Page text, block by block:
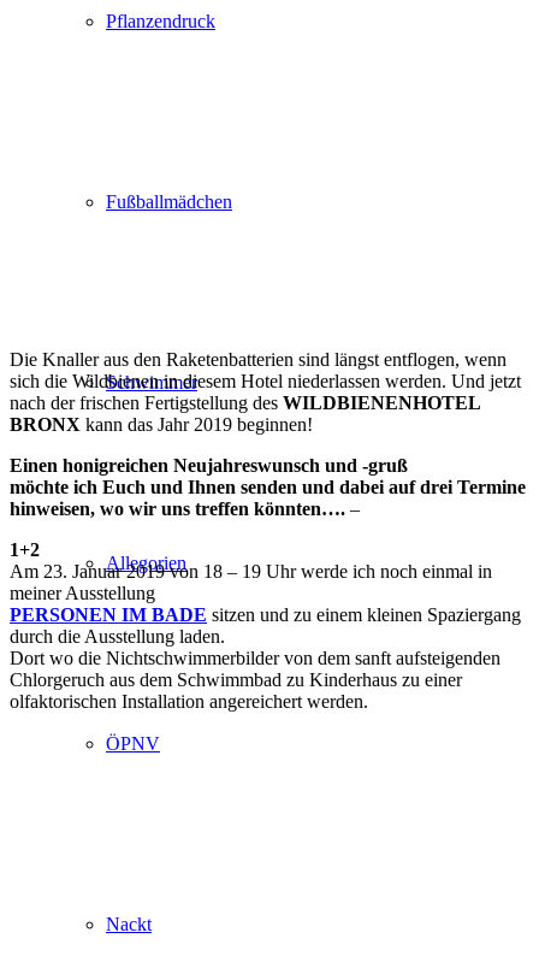
Pflanzendruck
Fußballmädchen
Schwimmer
Allegorien
ÖPNV
Nackt
Die Knaller aus den Raketenbatterien sind längst entflogen, wenn
sich die Wildbienen in diesem Hotel niederlassen werden. Und jetzt
nach der frischen Fertigstellung des WILDBIENENHOTEL
BRONX kann das Jahr 2019 beginnen!
Einen honigreichen Neujahreswunsch und -gruß
möchte ich Euch und Ihnen senden und dabei auf drei Termine
hinweisen, wo wir uns treffen könnten…. –
1+2
Am 23. Januar 2019 von 18 – 19 Uhr werde ich noch einmal in
meiner Ausstellung
PERSONEN IM BADE sitzen und zu einem kleinen Spaziergang
durch die Ausstellung laden.
Dort wo die Nichtschwimmerbilder von dem sanft aufsteigenden
Chlorgeruch aus dem Schwimmbad zu Kinderhaus zu einer
olfaktorischen Installation angereichert werden.